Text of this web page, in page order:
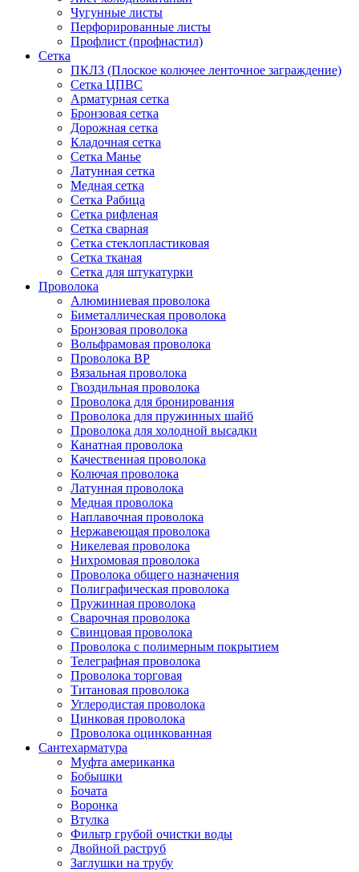
Чугунные листы
Перфорированные листы
Профлист (профнастил)
Сетка
ПКЛЗ (Плоское колючее ленточное заграждение)
Сетка ЦПВС
Арматурная сетка
Бронзовая сетка
Дорожная сетка
Кладочная сетка
Сетка Манье
Латунная сетка
Медная сетка
Сетка Рабица
Сетка рифленая
Сетка сварная
Сетка стеклопластиковая
Сетка тканая
Сетка для штукатурки
Проволока
Алюминиевая проволока
Биметаллическая проволока
Бронзовая проволока
Вольфрамовая проволока
Проволока ВР
Вязальная проволока
Гвоздильная проволока
Проволока для бронирования
Проволока для пружинных шайб
Проволока для холодной высадки
Канатная проволока
Качественная проволока
Колючая проволока
Латунная проволока
Медная проволока
Наплавочная проволока
Нержавеющая проволока
Никелевая проволока
Нихромовая проволока
Проволока общего назначения
Полиграфическая проволока
Пружинная проволока
Сварочная проволока
Свинцовая проволока
Проволока с полимерным покрытием
Телеграфная проволока
Проволока торговая
Титановая проволока
Углеродистая проволока
Цинковая проволока
Проволока оцинкованная
Сантехарматура
Муфта американка
Бобышки
Бочата
Воронка
Втулка
Фильтр грубой очистки воды
Двойной раструб
Заглушки на трубу